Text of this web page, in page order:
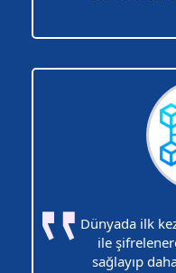
Dünyada ilk
ile
sağlayıp